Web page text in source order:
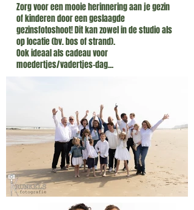
Zorg voor een mooie herinnering aan je gezin
of kinderen door een geslaagde
gezinsfotoshoot! Dit kan zowel in de studio als
op locatie (bv. bos of strand).
Ook ideaal als cadeau voor
moedertjes/vadertjes-dag...